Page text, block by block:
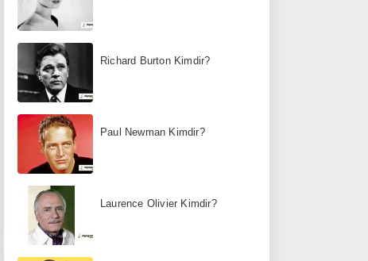
Richard Burton Kimdir?
Paul Newman Kimdir?
Laurence Olivier Kimdir?